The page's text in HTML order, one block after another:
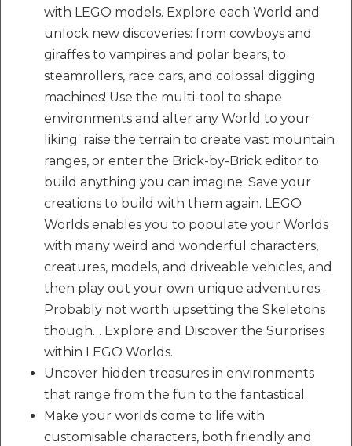
with LEGO models. Explore each World and
unlock new discoveries: from cowboys and
giraffes to vampires and polar bears, to
steamrollers, race cars, and colossal digging
machines! Use the multi-tool to shape
environments and alter any World to your
liking: raise the terrain to create vast mountain
ranges, or enter the Brick-by-Brick editor to
build anything you can imagine. Save your
creations to build with them again. LEGO
Worlds enables you to populate your Worlds
with many weird and wonderful characters,
creatures, models, and driveable vehicles, and
then play out your own unique adventures.
Probably not worth upsetting the Skeletons
though… Explore and Discover the Surprises
within LEGO Worlds.
Uncover hidden treasures in environments
that range from the fun to the fantastical.
Make your worlds come to life with
customisable characters, both friendly and